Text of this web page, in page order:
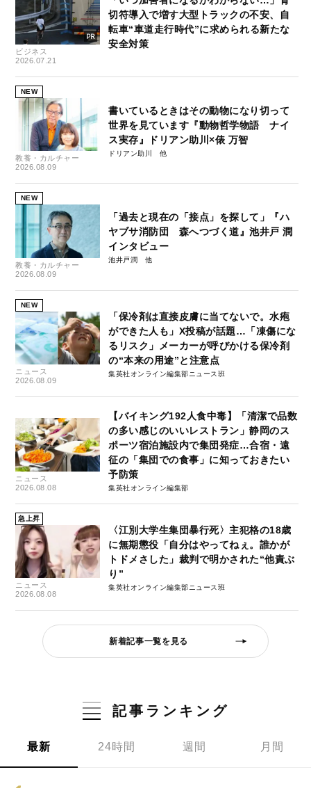
ビジネス
2026.07.21
切符導入で増す大型トラックの不安、自
転車“車道走行時代”に求められる新たな
安全対策
NEW
教養・カルチャー
2026.08.09
書いているときはその動物になり切って
世界を見ています『動物哲学物語 ナイ
ス実存』ドリアン助川×俵 万智
ドリアン助川
NEW
教養・カルチャー
2026.08.09
「過去と現在の「接点」を探して」『ハ
ヤブサ消防団 森へつづく道』池井戸 潤
インタビュー
池井戸潤
NEW
ニュース
2026.08.09
「保冷剤は直接皮膚に当てないで。水疱
ができた人も」X投稿が話題…「凍傷にな
るリスク」メーカーが呼びかける保冷剤
の“本来の用途”と注意点
集英社オンライン編集部ニュース班
ニュース
2026.08.08
【バイキング192人食中毒】「清潔で品数
の多い感じのいいレストラン」静岡のス
ポーツ宿泊施設内で集団発症…合宿・遠
征の「集団での食事」に知っておきたい
予防策
集英社オンライン編集部
急上昇
ニュース
2026.08.08
〈江別大学生集団暴行死〉主犯格の18歳
に無期懲役「自分はやってねぇ。誰かが
トドメさした」裁判で明かされた“他責ぶ
り”
集英社オンライン編集部ニュース班
新着記事一覧を見る
記事ランキング
最新 24時間 週間 月間